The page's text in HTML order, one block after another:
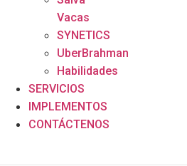
Vacas
SYNETICS
UberBrahman
Habilidades
SERVICIOS
IMPLEMENTOS
CONTÁCTENOS